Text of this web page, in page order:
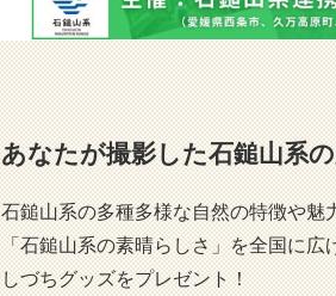
あなたが撮影した石鎚山系
石鎚山系の多種多様な自然の特徴や魅
「石鎚山系の素晴らしさ」を全国に
しづちグッズをプレゼント！